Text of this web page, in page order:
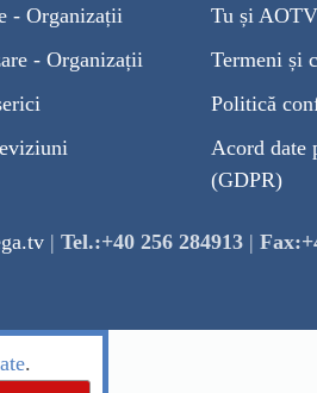
- Organizații
- Organizații
Tu și AOTV
Termeni și
Politică
Acord date
(GDPR)
| Tel.:+40 256 284913|
.